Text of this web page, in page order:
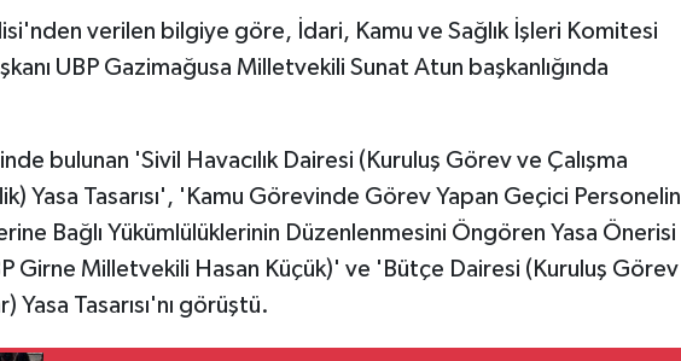
verilen bilgiye göre, İdari, Kamu ve Sağlık İşleri Komitesi
UBP Gazimağusa Milletvekili Sunat Atun başkanlığında
bulunan 'Sivil Havacılık Dairesi (Kuruluş Görev ve Çalışma
Yasa Tasarısı', 'Kamu Görevinde Görev Yapan Geçici Personelin
Bağlı Yükümlülüklerinin Düzenlenmesini Öngören Yasa Önerisi
Girne Milletvekili Hasan Küçük)' ve 'Bütçe Dairesi (Kuruluş Görev
Yasa Tasarısı'nı görüştü.